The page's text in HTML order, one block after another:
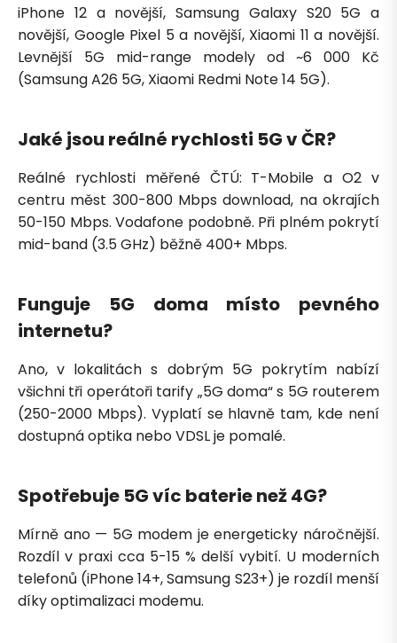
iPhone 12 a novější, Samsung Galaxy S20 5G a
novější, Google Pixel 5 a novější, Xiaomi 11 a novější.
Levnější 5G mid-range modely od ~6 000 Kč
(Samsung A26 5G, Xiaomi Redmi Note 14 5G).
Jaké jsou reálné rychlosti 5G v ČR?
Reálné rychlosti měřené ČTÚ: T-Mobile a O2 v
centru měst 300-800 Mbps download, na okrajích
50-150 Mbps. Vodafone podobně. Při plném pokrytí
mid-band (3.5 GHz) běžně 400+ Mbps.
Funguje 5G doma místo pevného
internetu?
Ano, v lokalitách s dobrým 5G pokrytím nabízí
všichni tři operátoři tarify „5G doma“ s 5G routerem
(250-2000 Mbps). Vyplatí se hlavně tam, kde není
dostupná optika nebo VDSL je pomalé.
Spotřebuje 5G víc baterie než 4G?
Mírně ano — 5G modem je energeticky náročnější.
Rozdíl v praxi cca 5-15 % delší vybití. U moderních
telefonů (iPhone 14+, Samsung S23+) je rozdíl menší
díky optimalizaci modemu.